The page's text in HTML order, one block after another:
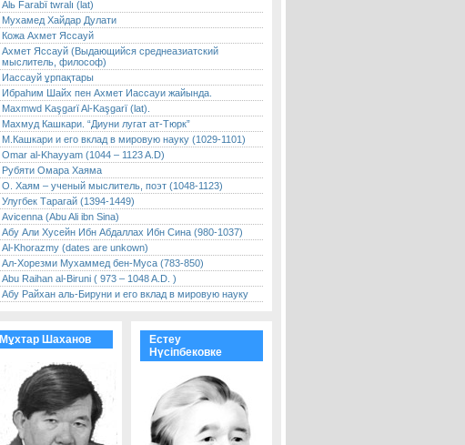
Alь Farabï twralı (lat)
Мухамед Хайдар Дулати
Кожа Ахмет Яссауй
Ахмет Яссауй (Выдающийся среднеазиатский
мыслитель, философ)
Иассауй ұрпақтары
Ибраһим Шайх пен Ахмет Иассауи жайында.
Maxmwd Kaşgarï Al-Kaşgarï (lat).
Махмуд Кашкари. “Диуни лугат ат-Тюрк”
М.Кашкари и его вклад в мировую науку (1029-1101)
Omar al-Khayyam (1044 – 1123 A.D)
Рубяти Омара Хаяма
О. Хаям – ученый мыслитель, поэт (1048-1123)
Улугбек Тарагай (1394-1449)
Avicenna (Abu Ali ibn Sina)
Абу Али Хусейн Ибн Абдаллах Ибн Сина (980-1037)
Al-Khorazmy (dates are unkown)
Ал-Хорезми Мухаммед бен-Муса (783-850)
Abu Raihan al-Biruni ( 973 – 1048 A.D. )
Абу Райхан аль-Бируни и его вклад в мировую науку
Мұхтар Шаханов
Естеу
Нүсіпбековке